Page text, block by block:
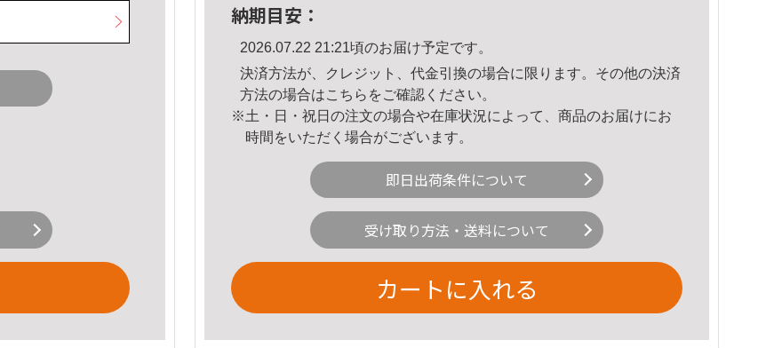
納期目安：
2026.07.22 21:21頃のお届け予定です。
決済方法が、クレジット、代金引換の場合に限ります。その他の決済
方法の場合はこちら をご確認ください。
※土・日・祝日の注文の場合や在庫状況によって、商品のお届けにお
時間をいただく場合がございます。
即日出荷条件について
受け取り方法・送料について
カートに入れる